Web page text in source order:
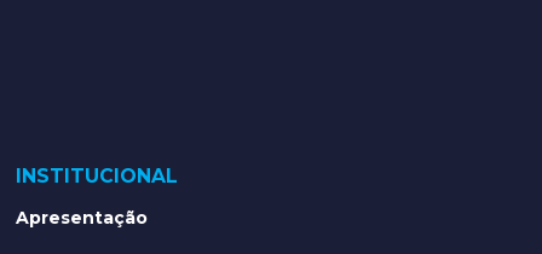
INSTITUCIONAL
Apresentação